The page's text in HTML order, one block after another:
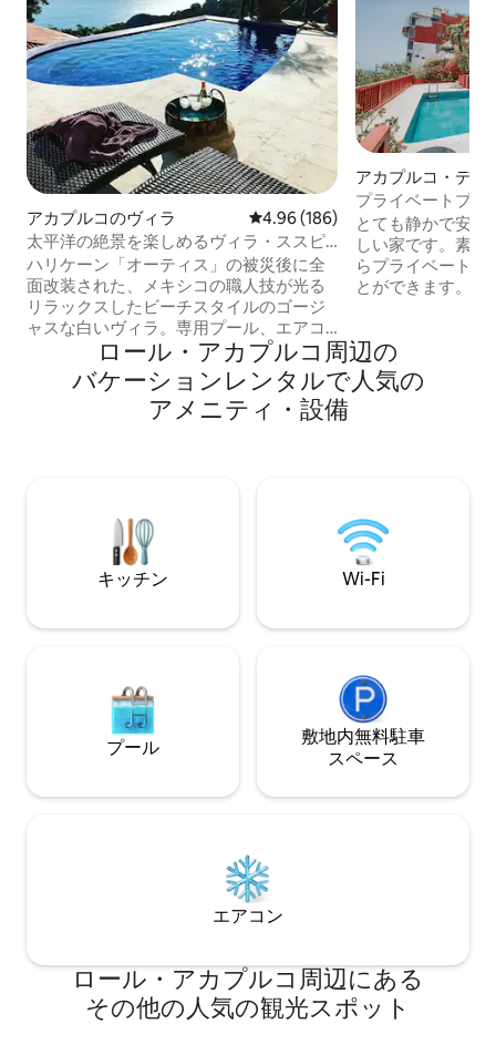
アカプルコのヴィラ レビュー186件、5つ星中4.96つ
4.96 (186)
太平洋の絶景を楽しめるヴィラ・ススピ
ロ
ハリケーン「オーティス」の被災後に全
面改装された、メキシコの職人技が光る
リラックスしたビーチスタイルのゴージ
ャスな白いヴィラ。専用プール、エアコ
ン付きの寝室3室、ワンルーム2室、リビ
ングルームとダイニングルームがあり、
すべてから太平洋の眺望が楽しめます。
車でのお越しを強くおすすめします。2台
す。24時間セキュリティ。ブリサスを通
るランニング/ウォーキングコースがあ
り、アカプルコ湾の景色を眺めることが
できます。
アカプルコ・デ・
一軒家
プライベートプー
とても静かで安全
しい家です。素
らプライベートプ
とができます。ま
みいただけます！
12名様まで宿泊
ッドルームにはキ
ロール・アカプルコ⁠周⁠辺⁠の
バ⁠ケ⁠ー⁠シ⁠ョ⁠ン⁠レ⁠ン⁠タ⁠ル⁠で人⁠気⁠の
ア⁠メ⁠ニ⁠テ⁠ィ⁠・⁠設⁠備
キッチン Wi-Fi
プール
敷地内無料駐⁠車
ス⁠ペ⁠ー⁠ス
エアコン
ロール・アカプルコ⁠周⁠辺⁠に⁠あ⁠る
そ⁠の⁠他⁠の人⁠気⁠の観⁠光⁠ス⁠ポ⁠ッ⁠ト